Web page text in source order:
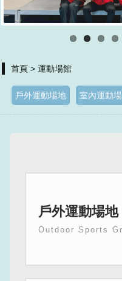
首頁 > 運動場館
戶外運動場地 室內運動
戶外運動場地
Outdoor Sports